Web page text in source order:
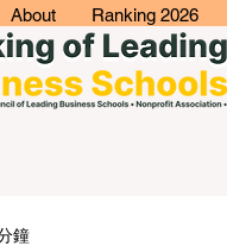
About Ranking 2026
鐘